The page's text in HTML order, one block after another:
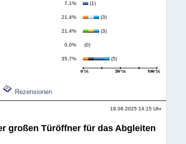
7,1% (1)
21,4% (3)
21,4% (3)
0,0% (0)
35,7% (5)
Rezensionen
18.06.2025 14:15 Uhr
großen Türöffner für das Abgleiten